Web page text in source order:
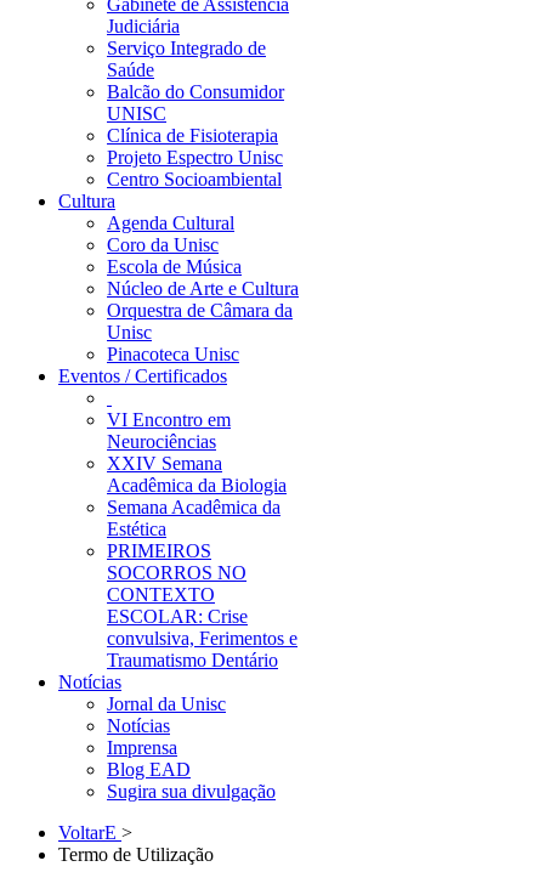
Gabinete de Assistência
Judiciária
Serviço Integrado de
Saúde
Balcão do Consumidor
UNISC
Clínica de Fisioterapia
Projeto Espectro Unisc
Centro Socioambiental
Cultura
Agenda Cultural
Coro da Unisc
Escola de Música
Núcleo de Arte e Cultura
Orquestra de Câmara da
Unisc
Pinacoteca Unisc
Eventos / Certificados
VI Encontro em
Neurociências
XXIV Semana
Acadêmica da Biologia
Semana Acadêmica da
Estética
PRIMEIROS
SOCORROS NO
CONTEXTO
ESCOLAR: Crise
convulsiva, Ferimentos e
Traumatismo Dentário
Notícias
Jornal da Unisc
Notícias
Imprensa
Blog EAD
Sugira sua divulgação
VoltarE >
Termo de Utilização